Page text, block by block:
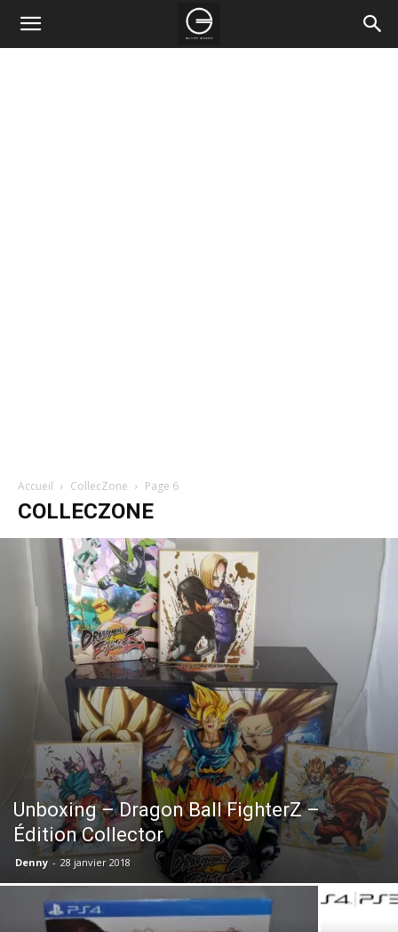
Accueil CollecZone Page 6
COLLECZONE
Unboxing – Dragon Ball FighterZ –
Édition Collector
Denny - 28 janvier 2018